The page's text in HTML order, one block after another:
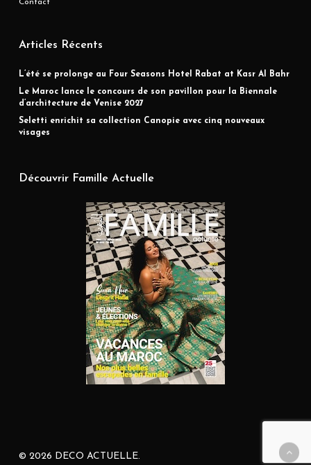
Contact
Articles Récents
L’été se prolonge au Four Seasons Hotel Rabat at Kasr Al Bahr
Le Maroc lance le concours de son pavillon pour la Biennale
d’architecture de Venise 2027
Seletti enrichit sa collection Canopie avec cinq nouveaux
visages
Découvrir Famille Actuelle
© 2026 DECO ACTUELLE.